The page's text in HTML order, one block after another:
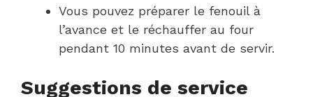
Vous pouvez préparer le fenouil à
l’avance et le réchauffer au four
pendant 10 minutes avant de servir.
Suggestions de service